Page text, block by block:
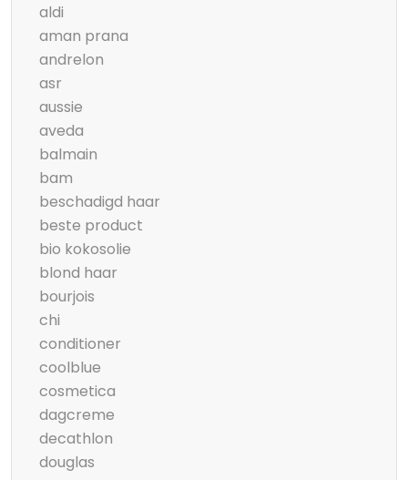
aldi
aman prana
andrelon
asr
aussie
aveda
balmain
bam
beschadigd haar
beste product
bio kokosolie
blond haar
bourjois
chi
conditioner
coolblue
cosmetica
dagcreme
decathlon
douglas